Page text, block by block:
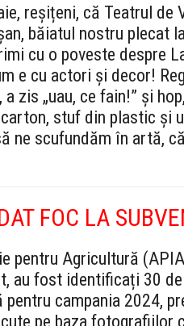
reșițeni, că Teatrul de
băiatul nostru plecat
cu o poveste despre
e cu actori și decor!
zis „uau, ce fain!” și
stuf din plastic și
ne scufundăm în artă,
FOC LA
pentru Agricultură
au fost identificați 30
campania 2024,
pe baza fotografiilor